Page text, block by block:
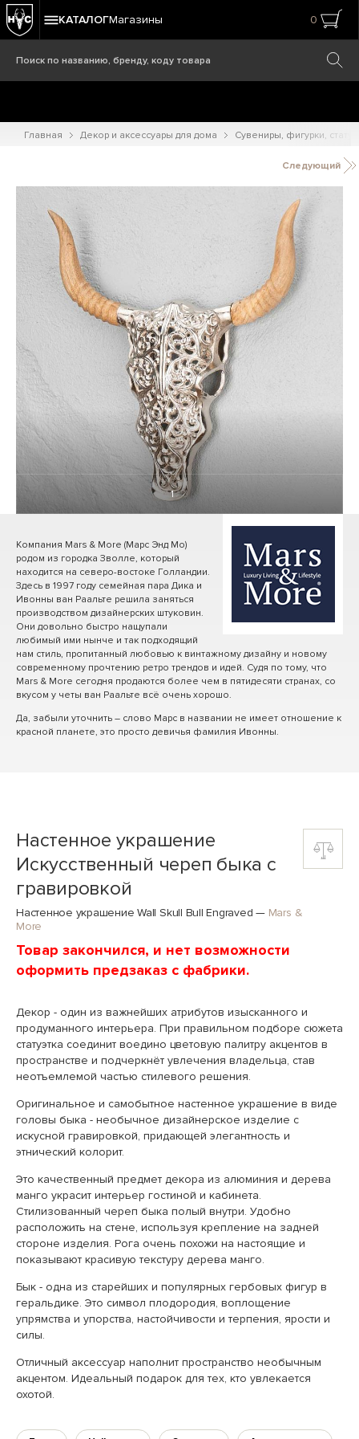
КАТАЛОГМагазины 0
Главная Декор и аксессуары для дома Сувениры, фигурки,
Следующий
1/ 0
Компания Mars & More (Марс Энд Мо)
родом из городка Зволле, который
находится на северо-востоке Голландии.
Здесь в 1997 году семейная пара Дика и
Ивонны ван Раальте решила заняться
производством дизайнерских штуковин.
Они довольно быстро нащупали
любимый ими нынче и так подходящий
нам стиль, пропитанный любовью к винтажному дизайну и новому
современному прочтению ретро трендов и идей. Судя по тому, что
Mars & More сегодня продаются более чем в пятидесяти странах, со
вкусом у четы ван Раальте всё очень хорошо.
Да, забыли уточнить – слово Марс в названии не имеет отношение к
красной планете, это просто девичья фамилия Ивонны.
Настенное украшение
Искусственный череп быка с
гравировкой
Настенное украшение Wall Skull Bull Engraved — Mars &
More
Товар закончился, и нет возможности
оформить предзаказ с фабрики.
Декор - один из важнейших атрибутов изысканного и
продуманного интерьера. При правильном подборе сюжета
статуэтка соединит воедино цветовую палитру акцентов в
пространстве и подчеркнёт увлечения владельца, став
неотъемлемой частью стилевого решения.
Оригинальное и самобытное настенное украшение в виде
головы быка - необычное дизайнерское изделие с
искусной гравировкой, придающей элегантность и
этнический колорит.
Это качественный предмет декора из алюминия и дерева
манго украсит интерьер гостиной и кабинета.
Стилизованный череп быка полый внутри. Удобно
расположить на стене, используя крепление на задней
стороне изделия. Рога очень похожи на настоящие и
показывают красивую текстуру дерева манго.
Бык - одна из старейших и популярных гербовых фигур в
геральдике. Это символ плодородия, воплощение
упрямства и упорства, настойчивости и терпения, ярости и
силы.
Отличный аксессуар наполнит пространство необычным
акцентом. Идеальный подарок для тех, кто увлекается
охотой.